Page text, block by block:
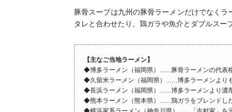
豚骨スープは九州の豚骨ラーメンだけでなく
タレと合わせたり、鶏ガラや魚介とダブルスー
【主なご当地ラーメン】
◆博多ラーメン（福岡県）......豚骨ラーメンの代表
◆久留米ラーメン（福岡県）......博多ラーメンより
◆長浜ラーメン（福岡県）......博多ラーメンより濃
◆熊本ラーメン（熊本県）......鶏ガラをブレンドし